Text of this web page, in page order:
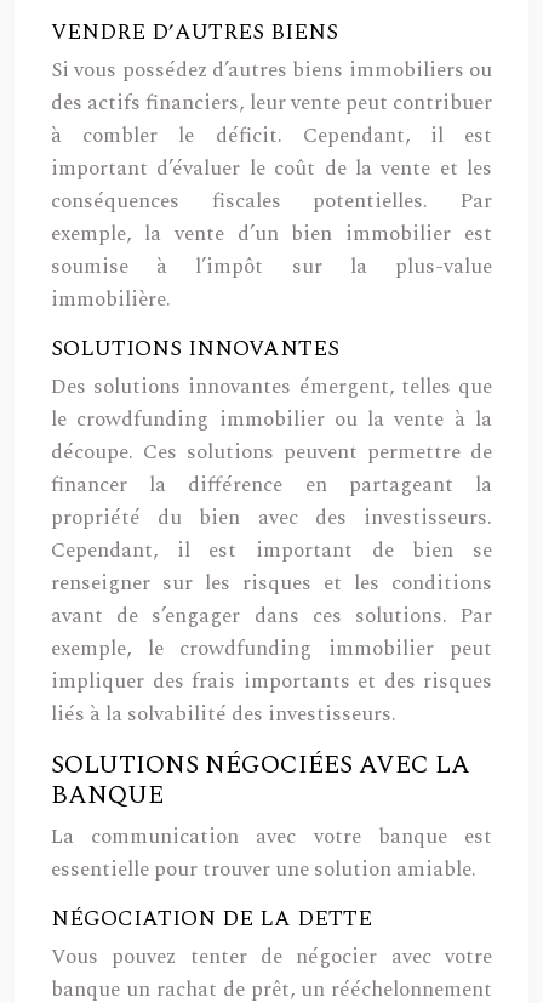
VENDRE D’AUTRES BIENS
Si vous possédez d’autres biens immobiliers ou
des actifs financiers, leur vente peut contribuer
à combler le déficit. Cependant, il est
important d’évaluer le coût de la vente et les
conséquences fiscales potentielles. Par
exemple, la vente d’un bien immobilier est
soumise à l’impôt sur la plus-value
immobilière.
SOLUTIONS INNOVANTES
Des solutions innovantes émergent, telles que
le crowdfunding immobilier ou la vente à la
découpe. Ces solutions peuvent permettre de
financer la différence en partageant la
propriété du bien avec des investisseurs.
Cependant, il est important de bien se
renseigner sur les risques et les conditions
avant de s’engager dans ces solutions. Par
exemple, le crowdfunding immobilier peut
impliquer des frais importants et des risques
liés à la solvabilité des investisseurs.
SOLUTIONS NÉGOCIÉES AVEC LA
BANQUE
La communication avec votre banque est
essentielle pour trouver une solution amiable.
NÉGOCIATION DE LA DETTE
Vous pouvez tenter de négocier avec votre
banque un rachat de prêt, un rééchelonnement